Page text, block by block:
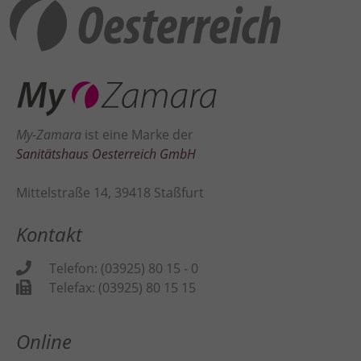
My-Zamara ist eine Marke der
Sanitätshaus Oesterreich GmbH
Mittelstraße 14, 39418 Staßfurt
Kontakt
Telefon: (03925) 80 15 - 0
Telefax: (03925) 80 15 15
Online
Inhalte von Videoplattformen und Social Media Plattformen werden
standardmäßig blockiert. Wenn Cookies von externen Medien akzeptiert
werden, bedarf der Zugriff auf diese Inhalte keiner manuellen
Zustimmung mehr.
Datenschutzerklärung